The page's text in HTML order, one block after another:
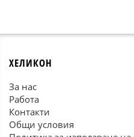
ХЕЛИКОН
За нас
Работа
Контакти
Общи условия